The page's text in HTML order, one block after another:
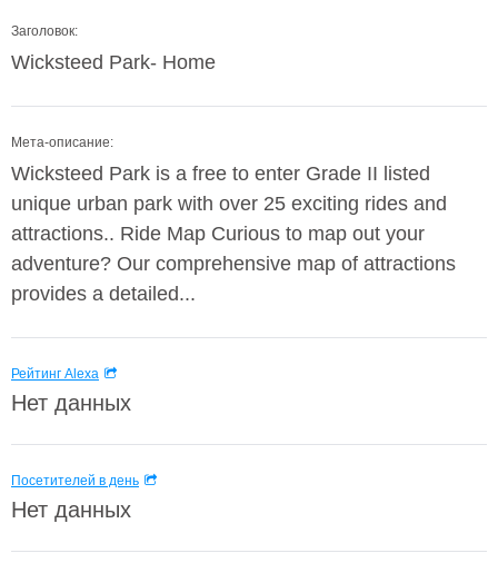
Заголовок:
Wicksteed Park- Home
Мета-описание:
Wicksteed Park is a free to enter Grade II listed
unique urban park with over 25 exciting rides and
attractions.. Ride Map Curious to map out your
adventure? Our comprehensive map of attractions
provides a detailed...
Рейтинг Alexa
Нет данных
Посетителей в день
Нет данных